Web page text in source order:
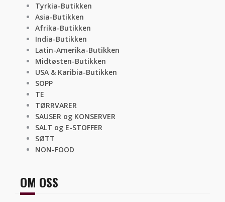
Tyrkia-Butikken
Asia-Butikken
Afrika-Butikken
India-Butikken
Latin-Amerika-Butikken
Midtøsten-Butikken
USA & Karibia-Butikken
SOPP
TE
TØRRVARER
SAUSER og KONSERVER
SALT og E-STOFFER
SØTT
NON-FOOD
OM OSS